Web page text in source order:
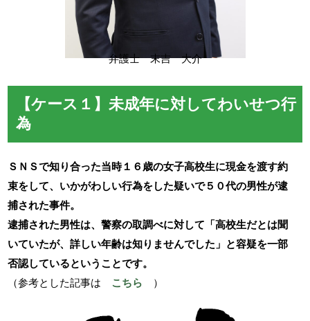
弁護士 末吉 大介
【ケース１】未成年に対してわいせつ行
為
ＳＮＳで知り合った当時１６歳の女子高校生に現金を渡す約
束をして、いかがわしい行為をした疑いで５０代の男性が逮
捕された事件。
逮捕された男性は、警察の取調べに対して「高校生だとは聞
いていたが、詳しい年齢は知りませんでした」と容疑を一部
否認しているということです。
（参考とした記事は こちら ）